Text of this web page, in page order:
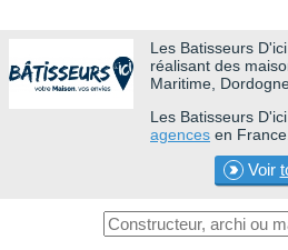
Les Batisseurs D'ici
réalisant des
Maritime,
Les Batisseurs
agences en France.
Voir